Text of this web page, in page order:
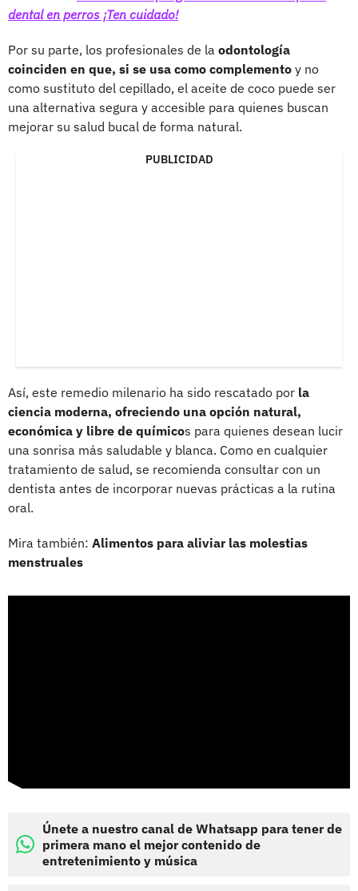
dental en perros ¡Ten cuidado!
Por su parte, los profesionales de la odontología
coinciden en que, si se usa como complemento y no
como sustituto del cepillado, el aceite de coco puede ser
una alternativa segura y accesible para quienes buscan
mejorar su salud bucal de forma natural.
PUBLICIDAD
Así, este remedio milenario ha sido rescatado por la
ciencia moderna, ofreciendo una opción natural,
económica y libre de químicos para quienes desean lucir
una sonrisa más saludable y blanca. Como en cualquier
tratamiento de salud, se recomienda consultar con un
dentista antes de incorporar nuevas prácticas a la rutina
oral.
Mira también: Alimentos para aliviar las molestias
menstruales
Únete a nuestro canal de Whatsapp para tener de
primera mano el mejor contenido de
entretenimiento y música